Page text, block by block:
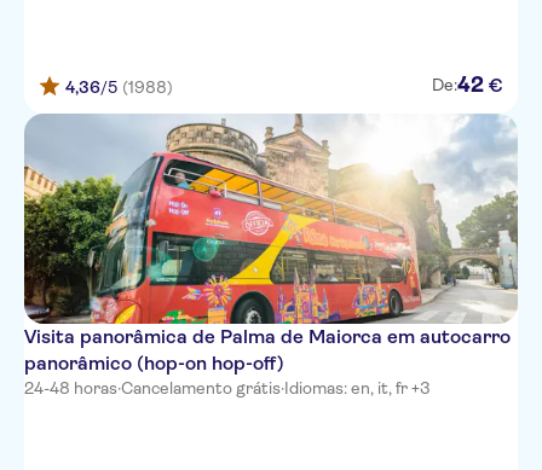
Fergus Club Font de Sa Cala
Hipotels Bahia Grande
Bus stop (14018) outside viva
cala mesquida suites
Blue Sea Cala Millor
Viva Cala Mesquida Resort
BG Tonga Design Hotel &
Suites
4,36/5 (1988) De:42 €
Visita panorâmica de Palma de Maiorca em autocarro
panorâmico (hop-on hop-off)
24-48 horas·Cancelamento grátis·Idiomas: en, it, fr +3